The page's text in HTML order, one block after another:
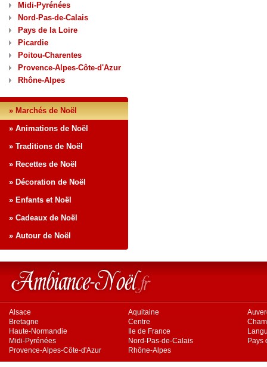
Midi-Pyrénées
Nord-Pas-de-Calais
Pays de la Loire
Picardie
Poitou-Charentes
Provence-Alpes-Côte-d'Azur
Rhône-Alpes
» Marchés de Noël
» Animations de Noël
» Traditions de Noël
» Recettes de Noël
» Décoration de Noël
» Enfants et Noël
» Cadeaux de Noël
» Autour de Noël
Alsace Aquitaine
Bretagne
Centre
Haute-Normandie
Ile de France
Midi-Pyrénées
Nord-Pas-de-Calais
Pays
Provence-Alpes-Côte-d'Azur
Rhône-Alpes